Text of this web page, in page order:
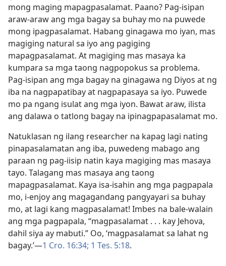
mong maging mapagpasalamat. Paano? Pag-isipan
araw-araw ang mga bagay sa buhay mo na puwede
mong ipagpasalamat. Habang ginagawa mo iyan, mas
magiging natural sa iyo ang pagiging
mapagpasalamat. At magiging mas masaya ka
kumpara sa mga taong nagpopokus sa problema.
Pag-isipan ang mga bagay na ginagawa ng Diyos at ng
iba na nagpapatibay at nagpapasaya sa iyo. Puwede
mo pa ngang isulat ang mga iyon. Bawat araw, ilista
ang dalawa o tatlong bagay na ipinagpapasalamat mo.
Natuklasan ng ilang researcher na kapag lagi nating
pinapasalamatan ang iba, puwedeng mabago ang
paraan ng pag-iisip natin kaya magiging mas masaya
tayo. Talagang mas masaya ang taong
mapagpasalamat. Kaya isa-isahin ang mga pagpapala
mo, i-enjoy ang magagandang pangyayari sa buhay
mo, at lagi kang magpasalamat! Imbes na bale-walain
ang mga pagpapala, “magpasalamat . . . kay Jehova,
dahil siya ay mabuti.” Oo, ‘magpasalamat sa lahat ng
bagay.’—1 Cro. 16:34; 1 Tes. 5:18.